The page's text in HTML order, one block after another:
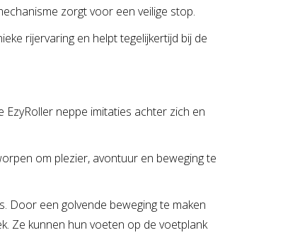
zorgt voor een veilige stop.
rijervaring en helpt tegelijkertijd bij de
neppe imitaties achter zich en
om plezier, avontuur en beweging te
Door een golvende beweging te maken
Ze kunnen hun voeten op de voetplank